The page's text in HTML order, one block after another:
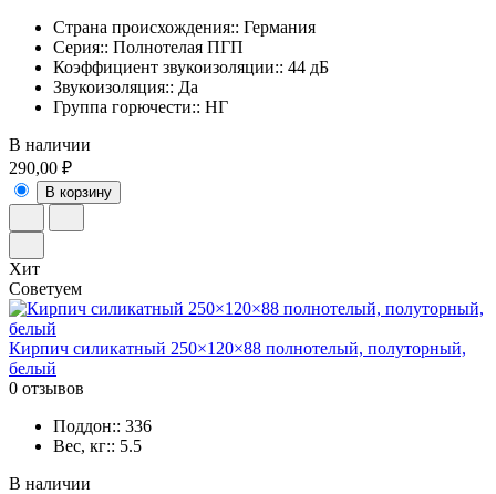
Страна происхождения:: Германия
Серия:: Полнотелая ПГП
Коэффициент звукоизоляции:: 44 дБ
Звукоизоляция:: Да
Группа горючести:: НГ
В наличии
290,00 ₽
В корзину
Хит
Советуем
Кирпич силикатный 250×120×88 полнотелый, полуторный,
белый
0 отзывов
Поддон:: 336
Вес, кг:: 5.5
В наличии